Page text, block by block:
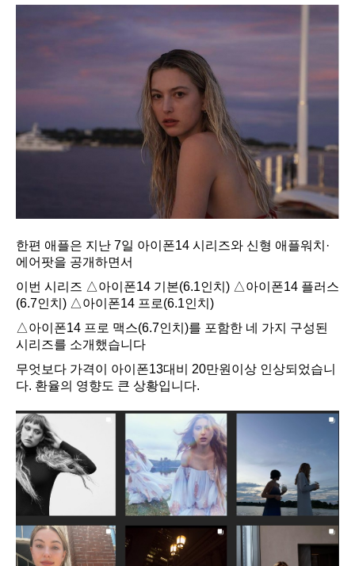
한편 애플은 지난 7일 아이폰14 시리즈와 신형 애플워치·
에어팟을 공개하면서
이번 시리즈 △아이폰14 기본(6.1인치) △아이폰14 플러스
(6.7인치) △아이폰14 프로(6.1인치)
△아이폰14 프로 맥스(6.7인치)를 포함한 네 가지 구성된
시리즈를 소개했습니다
무엇보다 가격이 아이폰13대비 20만원이상 인상되었습니
다. 환율의 영향도 큰 상황입니다.